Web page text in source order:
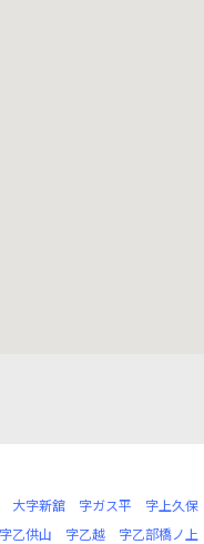
大字新舘 字ガス平 字上久保
字乙供山 字乙越 字乙部橋ノ上